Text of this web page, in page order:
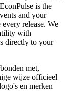
is the
and your
release. We
with
directly to your
met,
wijze officieel
en merken